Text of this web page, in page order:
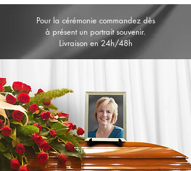
Pour la cérémonie commandez dès
à présent un portrait souvenir.
Livraison en 24h/48h